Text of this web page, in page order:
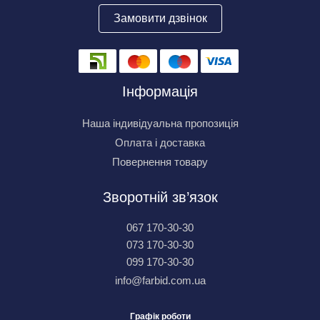
Замовити дзвінок
Інформація
Наша індивідуальна пропозиція
Оплата і доставка
Повернення товару
Зворотній зв’язок
067 170-30-30
073 170-30-30
099 170-30-30
info@farbid.com.ua
Графік роботи